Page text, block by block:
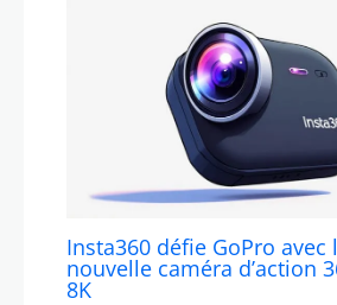
Insta360 défie GoPro avec
nouvelle caméra d’action
8K